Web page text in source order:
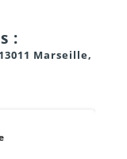
:
Marseille,